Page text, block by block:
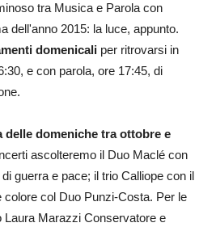
tra Musica e Parola con
dell'anno 2015: la luce, appunto.
domenicali per ritrovarsi in
e con parola, ore 17:45, di
delle domeniche tra ottobre e
ascolteremo il Duo Maclé con
guerra e pace; il trio Calliope con il
colore col Duo Punzi-Costa. Per le
Laura Marazzi Conservatore e